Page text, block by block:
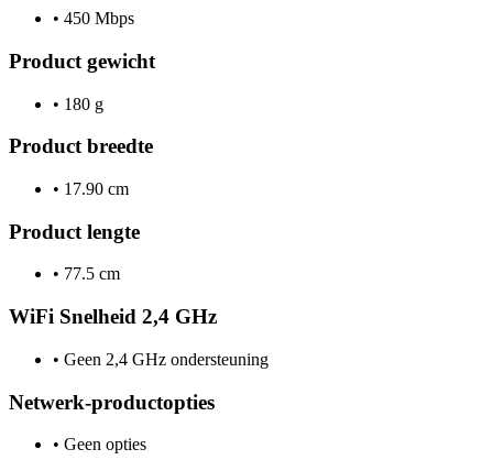
• 450 Mbps
Product gewicht
• 180 g
Product breedte
• 17.90 cm
Product lengte
• 77.5 cm
WiFi Snelheid 2,4 GHz
• Geen 2,4 GHz ondersteuning
Netwerk-productopties
• Geen opties